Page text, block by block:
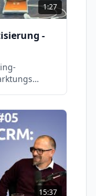
1:27
-
für
selten.
einfach
Auf
für Schritt
Sie diese
15:37